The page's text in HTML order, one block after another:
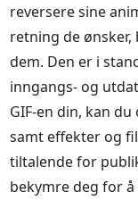
reversere sine
retning de
dem. Den er i
inngangs- og
GIF-en din, kan
samt effekter og
tiltalende for
bekymre deg for